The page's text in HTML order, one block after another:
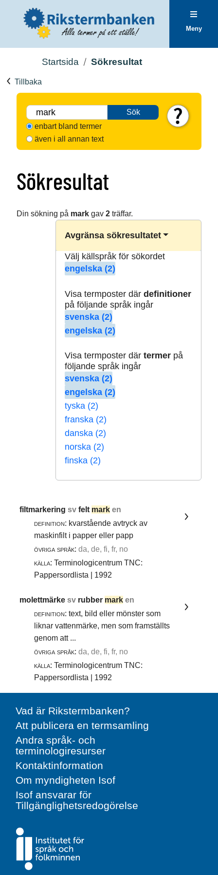
Meny
Startsida Sökresultat
Tillbaka
Sök
enbart bland termer
även i all annan text
Sökresultat
Din sökning på markgav 2träffar.
Avgränsa sökresultatet
Välj källspråk för sökordet
engelska (2)
Visa termposter där definitioner
på följande språk ingår
svenska (2)
engelska (2)
Visa termposter där termerpå
följande språk ingår
svenska (2)
engelska (2)
tyska (2)
franska (2)
danska (2)
norska (2)
finska (2)
filtmarkeringsvfelt mark en
definition: kvarstående avtryck av
maskinfilt i papper eller papp
övriga språk: da, de, fi, fr, no
källa: Terminologicentrum TNC:
Pappersordlista | 1992
molettmärkesv rubber mark en
definition: text, bild eller mönster som
liknar vattenmärke, men som framställts
genom att ...
övriga språk: da, de, fi, fr, no
källa: Terminologicentrum TNC:
Pappersordlista | 1992
Vad är Rikstermbanken?
Att publicera en termsamling
Andra språk- och
terminologiresurser
Kontaktinformation
Om myndigheten Isof
Isof ansvarar för
Tillgänglighetsredogörelse